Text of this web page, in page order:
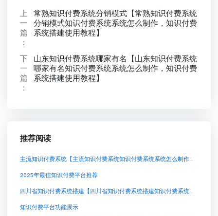
上
一
篇
：
常熟知识付费系统分销模式【常熟知识付费系统
分销模式知识付费系统系统怎么制作，知识付费
系统搭建使用教程】
下
一
篇
：
山东知识付费系统哪家有名【山东知识付费系统
哪家有名知识付费系统系统怎么制作，知识付费
系统搭建使用教程】
推荐阅读
主流知识付费系统【主流知识付费系统知识付费系统系统怎么制作，知识付费系统搭建使用教程】
2025年最佳知识付费平台推荐
四川省知识付费系统搭建【四川省知识付费系统搭建知识付费系统系统怎么制作，知识付费系统搭建使用教程】
知识付费平台功能展示